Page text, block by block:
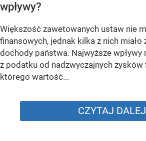
wpływy?
Większość zawetowanych ustaw nie
finansowych, jednak kilka z nich
dochody państwa. Najwyższe wpływy
z podatku od nadzwyczajnych
którego wartość...
CZYTAJ DALEJ